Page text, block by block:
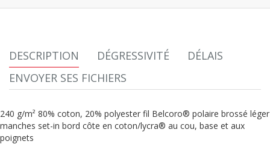
DESCRIPTION DÉGRESSIVITÉ
DÉLAIS
ENVOYER SES FICHIERS
240 g/m² 80% coton, 20% polyester fil Belcoro® polaire brossé léger
manches set-in bord côte en coton/lycra® au cou, base et aux
poignets